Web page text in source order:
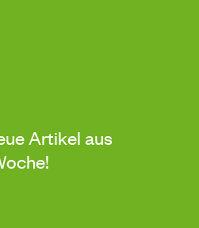
Artikel aus